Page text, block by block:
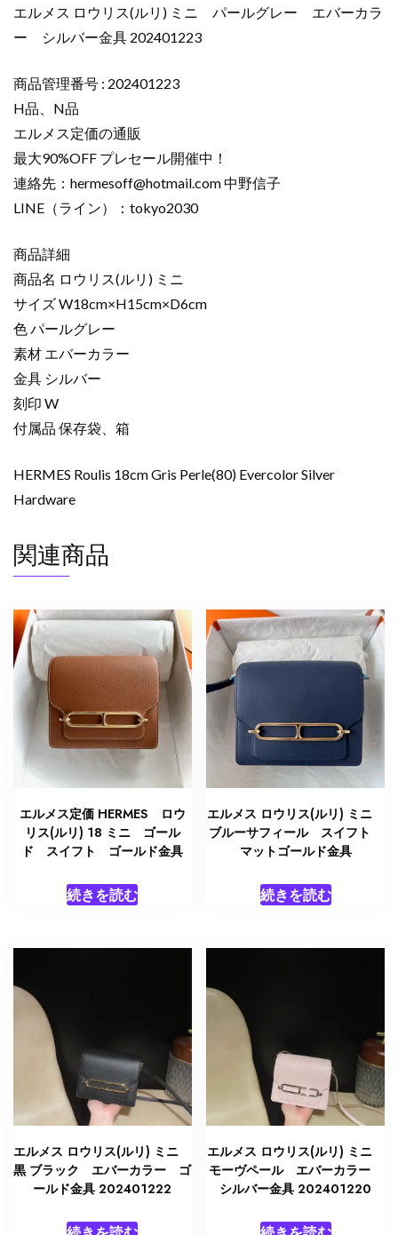
エルメス ロウリス(ルリ) ミニ パールグレー エバーカラ
ー シルバー金具 202401223
商品管理番号 : 202401223
H品、N品
エルメス定価の通販
最大90%OFF プレセール開催中！
連絡先： hermesoff@hotmail.com中野信子
LINE（ライン）：tokyo2030
商品詳細
商品名 ロウリス(ルリ) ミニ
サイズ W18cm×H15cm×D6cm
色 パールグレー
素材 エバーカラー
金具 シルバー
刻印 W
付属品 保存袋、箱
HERMES Roulis 18cm Gris Perle(80) Evercolor Silver
Hardware
関連商品
エルメス定価 HERMES ロウ
リス(ルリ) 18 ミニ ゴール
ド スイフト ゴールド金具
続きを読む
エルメス ロウリス(ルリ) ミニ
ブルーサフィール スイフト
マットゴールド金具
続きを読む
エルメス ロウリス(ルリ) ミニ
黒 ブラック エバーカラー ゴ
ールド金具 202401222
エルメス ロウリス(ルリ) ミニ
モーヴペール エバーカラー
シルバー金具 202401220